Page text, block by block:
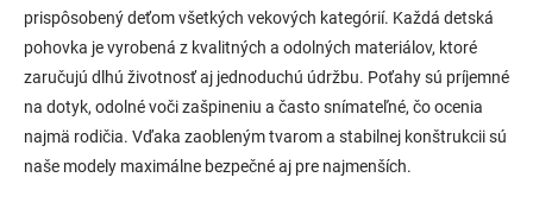
prispôsobený deťom všetkých vekových kategórií. Každá detská
pohovka je vyrobená z kvalitných a odolných materiálov, ktoré
zaručujú dlhú životnosť aj jednoduchú údržbu. Poťahy sú príjemné
na dotyk, odolné voči zašpineniu a často snímateľné, čo ocenia
najmä rodičia. Vďaka zaobleným tvarom a stabilnej konštrukcii sú
naše modely maximálne bezpečné aj pre najmenších.